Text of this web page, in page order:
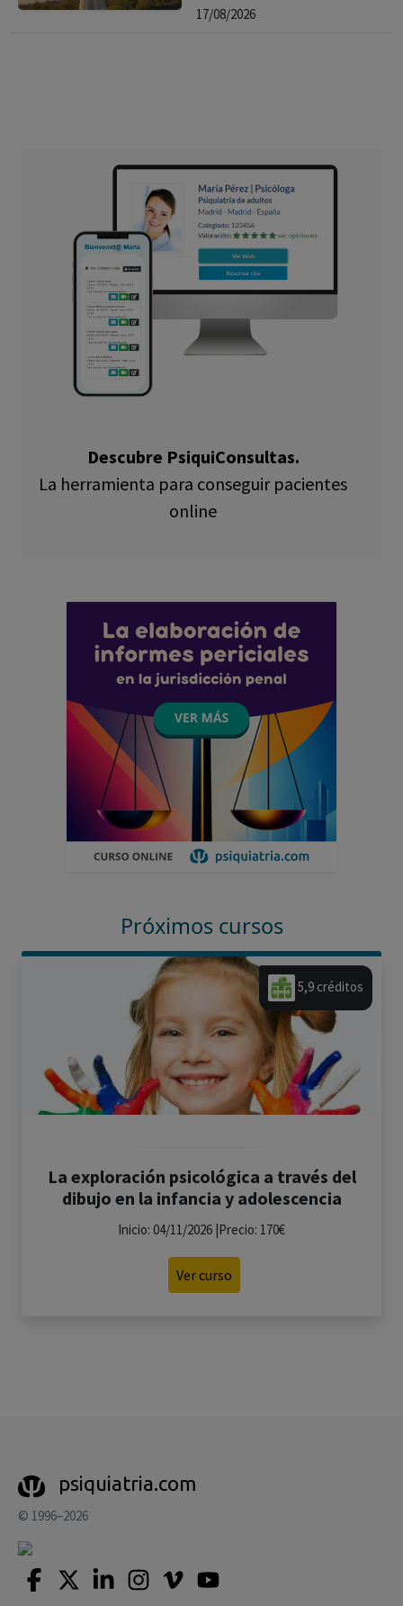
17/08/2026
Descubre PsiquiConsultas.
La herramienta para conseguir pacientes
online
Próximos cursos
5,9 créditos
La exploración psicológica a través del
dibujo en la infancia y adolescencia
Inicio: 04/11/2026 |Precio: 170€
Ver curso
psiquiatria.com
© 1996–2026